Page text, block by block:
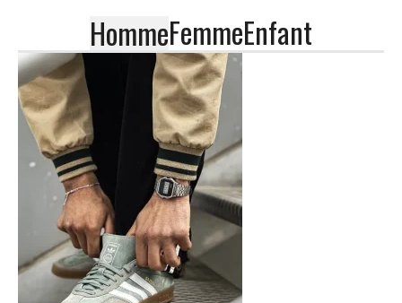
HommeFemmeEnfant